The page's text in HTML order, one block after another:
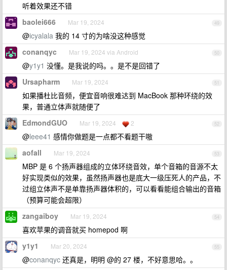
听着效果还不错
49
baolei666 Mar 19, 2024
@icyalala 我的 14 寸的为啥没这种感觉
50
conanqyc Mar 19, 2024 via Android
@y1y1 没懂。是我说的吗。。是不是回错了
51
Ursapharm Mar 19, 2024
如果播杜比音频，便宜音响很难达到 MacBook 那种环绕的效
果，普通立体声就随便了
52
EdmondGUO Mar 19, 2024 2
@leee41 感情你做题是一点都不看题干嗷
53
aofall Mar 19, 2024
MBP 是 6 个扬声器组成的立体环绕音效，单个音箱的音源不太
好实现类似的效果，虽然扬声器也是底大一级压死人的产品，不
过组立体声不是单靠扬声器体积的，可以看看能组合输出的音箱
（预算可能会超限）
54
zangaiboy Mar 19, 2024
喜欢苹果的调音就买 homepod 啊
55
y1y1 Mar 20, 2024
@conanqyc 还真是，明明 @的 27 楼，不好意思哈。。